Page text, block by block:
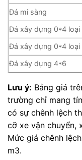
Đá mi sàng
Đá xây dựng 0*4 loại
Đá xây dựng 0*4 loại
Đá xây dựng 4*6
Lưu ý: Bảng giá
trường chỉ mang
có sự chênh lệch
cỡ xe vận chuyển,
Mức giá chênh
m3.